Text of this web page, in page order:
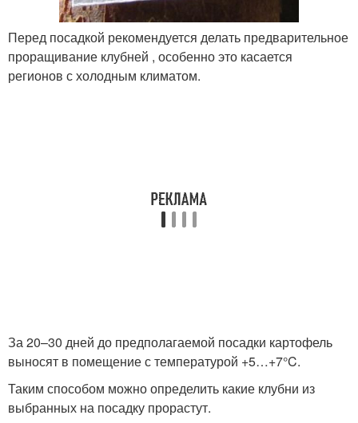
Перед посадкой рекомендуется делать предварительное
проращивание клубней , особенно это касается
регионов с холодным климатом.
За 20–30 дней до предполагаемой посадки картофель
выносят в помещение с температурой +5…+7°C.
Таким способом можно определить какие клубни из
выбранных на посадку прорастут.